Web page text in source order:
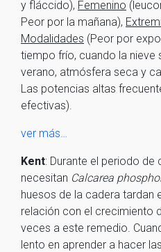
y fláccido), Femenino
Peor por la mañana),
Modalidades (Peor por
tiempo frío, cuando la nieve
verano, atmósfera seca y
Las potencias altas
efectivas).
ver más…
Kent: Durante el periodo
necesitan Calcarea
huesos de la cadera tardan
relación con el crecimiento
veces a este remedio.
lento en aprender a hacer